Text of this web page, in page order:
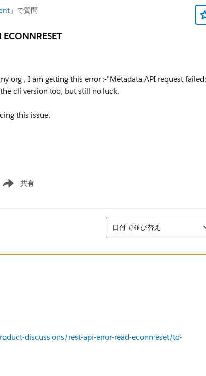
」で質問
org , I am getting this error :-"Metadata API request failed:
the cli version too, but still no luck.
this issue.
共有
menu
並び替え
日付で並び替え
discussions/rest-api-error-read-econnreset/td-